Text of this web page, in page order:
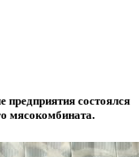
предприятия состоялся
мясокомбината.